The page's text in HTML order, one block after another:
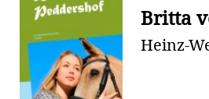
Britta
Heinz-